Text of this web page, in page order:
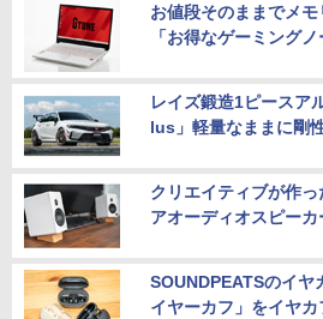
お値段そのままでメ
「お得なゲーミングノ
レイズ鍛造1ピースア
lus」軽量なままに剛
クリエイティブが作
アオーディオスピーカ
SOUNDPEATSのイヤ
イヤーカフ」をイヤ